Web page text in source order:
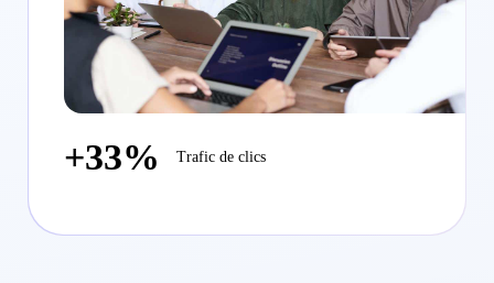
+33% Trafic de clics